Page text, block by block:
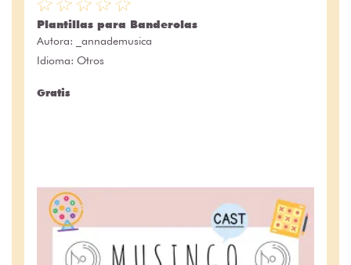
Plantillas para Banderolas
Autora:
_annademusica
Idioma: Otros
Gratis